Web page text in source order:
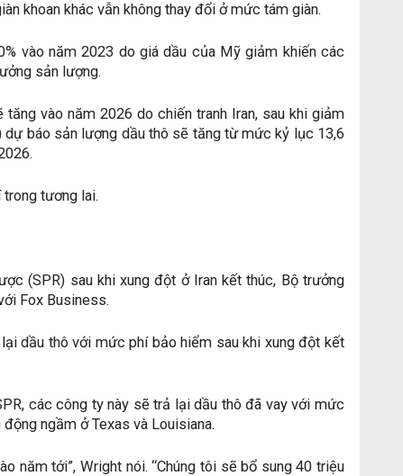
khoan khác vẫn không thay đổi ở mức tám giàn.
vào năm 2023 do giá dầu của Mỹ giảm khiến các
sản lượng.
vào năm 2026 do chiến tranh Iran, sau khi giảm
báo sản lượng dầu thô sẽ tăng từ mức kỷ lục 13,6
tương lai.
(SPR) sau khi xung đột ở Iran kết thúc, Bộ trưởng
Fox Business.
dầu thô với mức phí bảo hiểm sau khi xung đột kết
các công ty này sẽ trả lại dầu thô đã vay với mức
ngầm ở Texas và Louisiana.
năm tới”, Wright nói. “Chúng tôi sẽ bổ sung 40 triệu